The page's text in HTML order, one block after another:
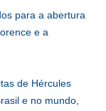
para a abertura
e a
de Hércules
e no mundo,